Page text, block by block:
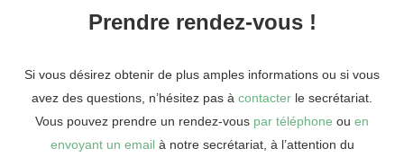
Prendre rendez-vous !
Si vous désirez obtenir de plus amples informations ou si vous
avez des questions, n’hésitez pas à contacter le secrétariat.
Vous pouvez prendre un rendez-vous par téléphone ou en
envoyant un emailà notre secrétariat, à l’attention du